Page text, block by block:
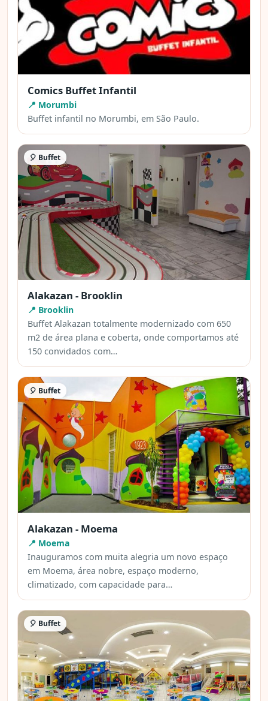
Comics Buffet Infantil
📍 Morumbi
Buffet infantil no Morumbi, em São Paulo.
🎈 Buffet
Alakazan - Brooklin
📍 Brooklin
Buffet Alakazan totalmente modernizado com 650
m2 de área plana e coberta, onde comportamos até
150 convidados com…
🎈 Buffet
Alakazan - Moema
📍 Moema
Inauguramos com muita alegria um novo espaço
em Moema, área nobre, espaço moderno,
climatizado, com capacidade para…
🎈 Buffet